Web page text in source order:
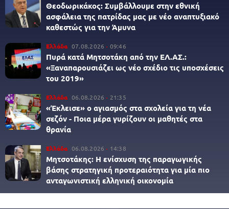
Θεοδωρικάκος: Συμβάλλουμε στην εθνική
ασφάλεια της πατρίδας μας με νέο αναπτυξιακό
καθεστώς για την Άμυνα
Ελλάδα 07.08.2026 09:46
Πυρά κατά Μητσοτάκη από την ΕΛ.ΑΣ.:
«Ξαναπαρουσιάζει ως νέο σχέδιο τις υποσχέσεις
του 2019»
Ελλάδα 06.08.2026 21:35
«Έκλεισε» ο αγιασμός στα σχολεία για τη νέα
σεζόν - Ποια μέρα γυρίζουν οι μαθητές στα
θρανία
Ελλάδα 06.08.2026 14:38
Μητσοτάκης: Η ενίσχυση της παραγωγικής
βάσης στρατηγική προτεραιότητα για μία πιο
ανταγωνιστική ελληνική οικονομία